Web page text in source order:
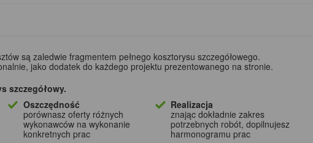
są zaledwie fragmentem pełnego kosztorysu szczegółowego.
jako dodatek do każdego projektu prezentowanego na stronie.
szczegółowy.
Oszczędność
porównasz oferty różnych
wykonawców na wykonanie
konkretnych prac
Realizacja
znając dokładnie zakres
potrzebnych robót, dopilnujesz
harmonogramu prac